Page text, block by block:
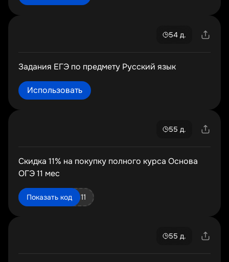
54 д.
Задания ЕГЭ по предмету Русский язык
Использовать
55 д.
Скидка 11% на покупку полного курса Основа
ОГЭ 11 мес
Показать код
osnova11f_oge11
55 д.